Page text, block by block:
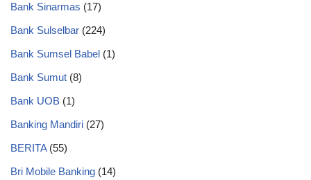
Bank Sinarmas (17)
Bank Sulselbar (224)
Bank Sumsel Babel (1)
Bank Sumut (8)
Bank UOB (1)
Banking Mandiri (27)
BERITA(55)
Bri Mobile Banking (14)